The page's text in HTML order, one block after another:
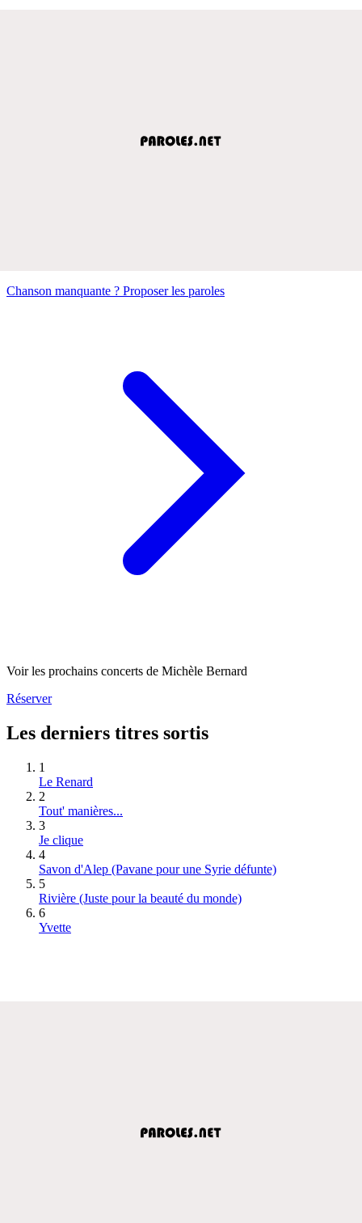
Chanson manquante ? Proposer les paroles
Voir les prochains concerts de Michèle Bernard
Réserver
Les derniers titres sortis
1
Le Renard
2
Tout' manières...
3
Je clique
4
Savon d'Alep (Pavane pour une Syrie défunte)
5
Rivière (Juste pour la beauté du monde)
6
Yvette